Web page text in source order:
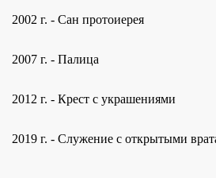
2002 г. - Сан протоиерея
2007 г. - Палица
2012 г. - Крест с украшениями
2019 г. - Служение с открытыми